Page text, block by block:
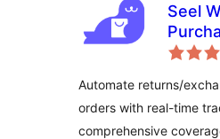
Seel
Automate returns/
orders with real-time
comprehensive